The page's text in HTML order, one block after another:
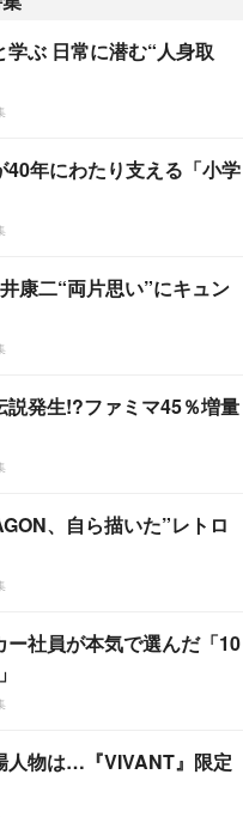
学ぶ 日常に潜む“人身取
40年にわたり支える「小学
康二“両片思い”にキュン
説発生!?ファミマ45％増量
、自ら描いた”レトロ
ー社員が本気で選んだ「10
人物は…『VIVANT』限定